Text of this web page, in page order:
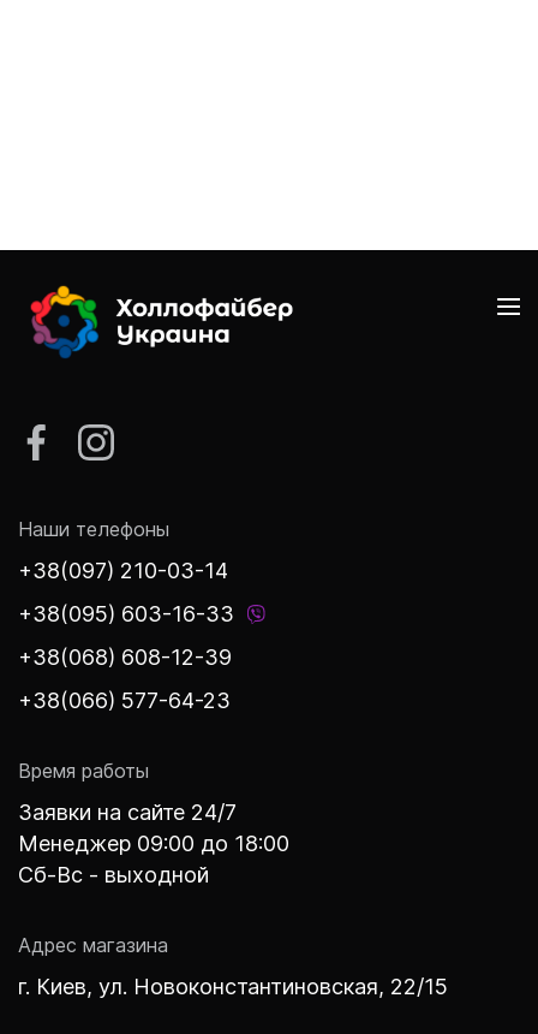
Наши телефоны
+38(097) 210-03-14
+38(095) 603-16-33
+38(068) 608-12-39
+38(066) 577-64-23
Время работы
Заявки на сайте 24/7
Менеджер 09:00 до 18:00
Сб-Вс - выходной
Адрес магазина
г. Киев, ул. Новоконстантиновская, 22/15